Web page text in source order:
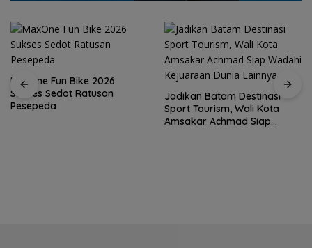
MaxOne Fun Bike 2026
Sukses Sedot Ratusan
Pesepeda
Jadikan Batam Destinasi
Sport Tourism, Wali Kota
Amsakar Achmad Siap